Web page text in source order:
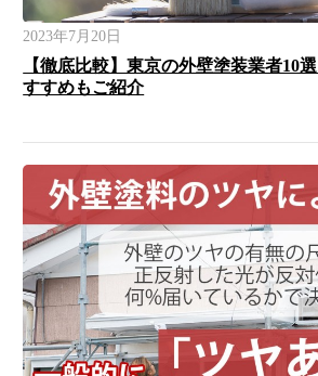
2023年7月20日
【徹底比較】東京の外壁塗装業者10
すすめもご紹介